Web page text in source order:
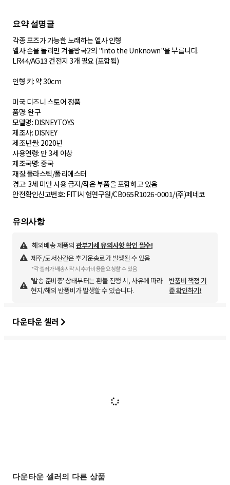
요약 설명글
각종 포즈가 가능한 노래하는 엘사 인형
엘사 손을 돌리면 겨울왕국2의 "Into the Unknown"을 부릅니다.
LR44/AG13 건전지 3개 필요 (포함됨)
인형 키: 약 30cm
미국 디즈니 스토어 정품
품명: 완구
모델명: DISNEYTOYS
제조사: DISNEY
제조년월: 2020년
사용연령: 만 3세 이상
제조국명: 중국
재질:플라스틱/폴리에스터
경고: 3세 미만 사용 금지/작은 부품을 포함하고 있음
안전확인신고번호: FITI시험연구원/CB065R1026-0001/(주)페네코
유의사항
해외배송 제품의 관부가세 유의사항 확인 필수!
제주/도서산간은 추가운송료가 발생될 수 있음
*각 셀러가 배송시작 시 추가비용을 요청할 수 있음
'발송 준비중' 상태부터는 환불 진행 시, 사유에 따라
현지/해외 반품비가 발생할 수 있습니다.
반품비 책정 기
준 확인하기!
다운타운 셀러
다운타운 셀러의 다른 상품